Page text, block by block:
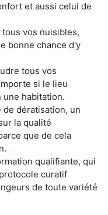
et aussi celui de
vos nuisibles,
bonne chance d'y
tous vos
si le lieu
habitation.
dératisation, un
la qualité
que de cela
qualifiante, qui
curatif
de toute variété